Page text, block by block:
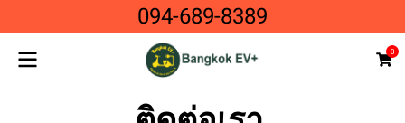
094-689-8389
0